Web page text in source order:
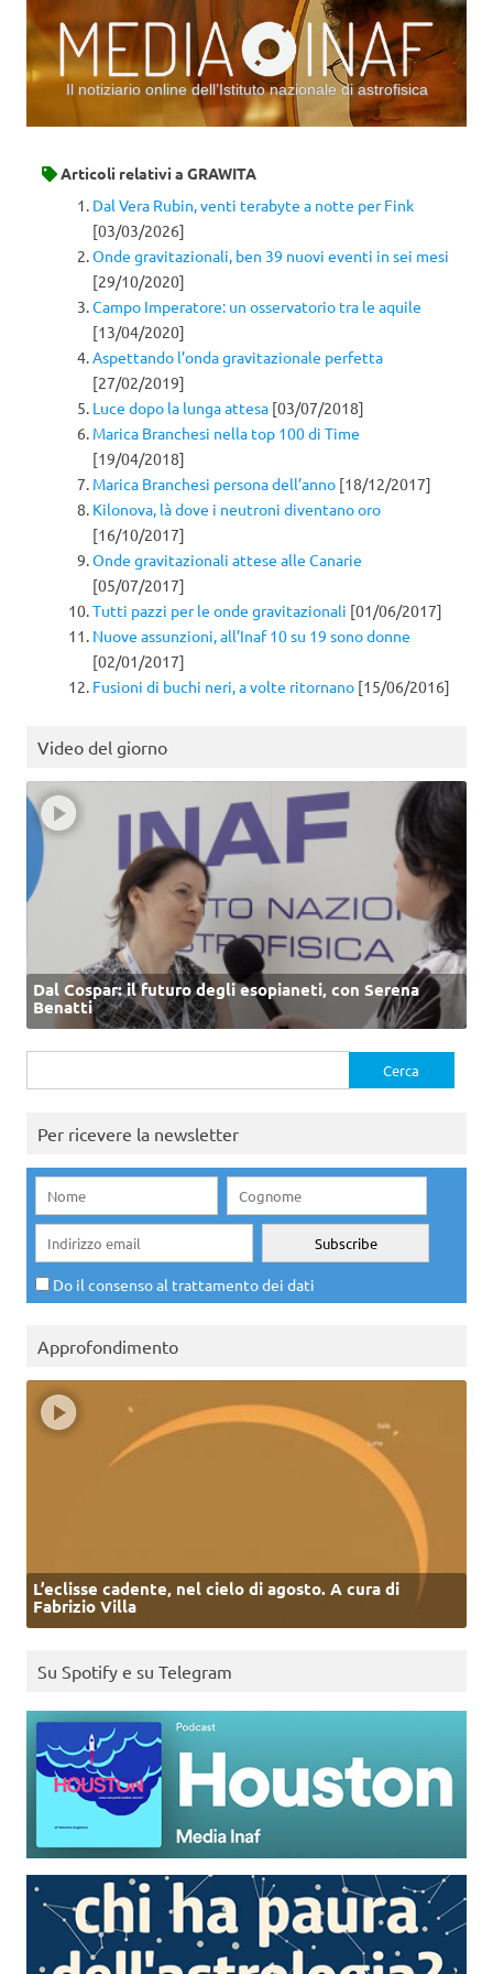
Il notiziario online dell’Istituto nazionale di astrofisica
Articoli relativi a GRAWITA
Dal Vera Rubin, venti terabyte a notte per Fink
[03/03/2026]
Onde gravitazionali, ben 39 nuovi eventi in sei mesi
[29/10/2020]
Campo Imperatore: un osservatorio tra le aquile
[13/04/2020]
Aspettando l’onda gravitazionale perfetta
[27/02/2019]
Luce dopo la lunga attesa [03/07/2018]
Marica Branchesi nella top 100 di Time
[19/04/2018]
Marica Branchesi persona dell’anno [18/12/2017]
Kilonova, là dove i neutroni diventano oro
[16/10/2017]
Onde gravitazionali attese alle Canarie
[05/07/2017]
Tutti pazzi per le onde gravitazionali [01/06/2017]
Nuove assunzioni, all’Inaf 10 su 19 sono donne
[02/01/2017]
Fusioni di buchi neri, a volte ritornano [15/06/2016]
Video del giorno
Dal Cospar: il futuro degli esopianeti, con Serena
Benatti
per:
Per ricevere la newsletter
Do il consenso al trattamento dei dati
Approfondimento
L’eclisse cadente, nel cielo di agosto. A cura di
Fabrizio Villa
Su Spotify e su Telegram